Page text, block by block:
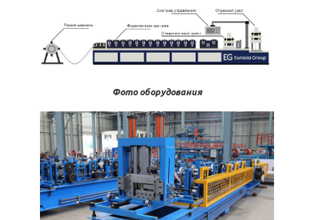
Фото оборудования